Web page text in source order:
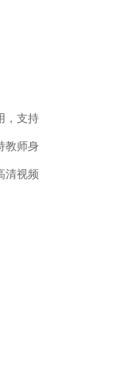
，支持
教师身
清视频